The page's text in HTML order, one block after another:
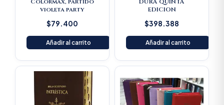
violeta party
$79.400
Añadir al carrito
EDICION
$398.388
Añadir al carrito